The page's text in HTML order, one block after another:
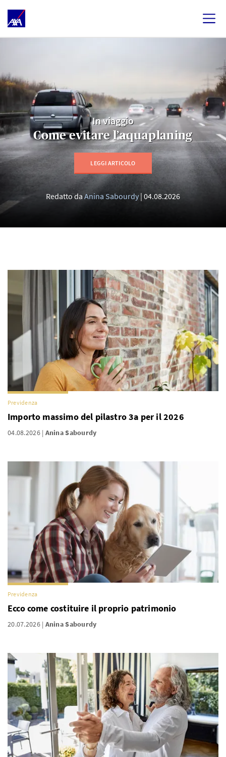
In viaggio
Come evitare l’aquaplaning
LEGGI ARTICOLO
Redatto daAnina Sabourdy 04.08.2026
Previdenza
Importo massimo del pilastro 3a per il 2026
04.08.2026 Anina Sabourdy
Previdenza
Ecco come costituire il proprio patrimonio
20.07.2026 Anina Sabourdy